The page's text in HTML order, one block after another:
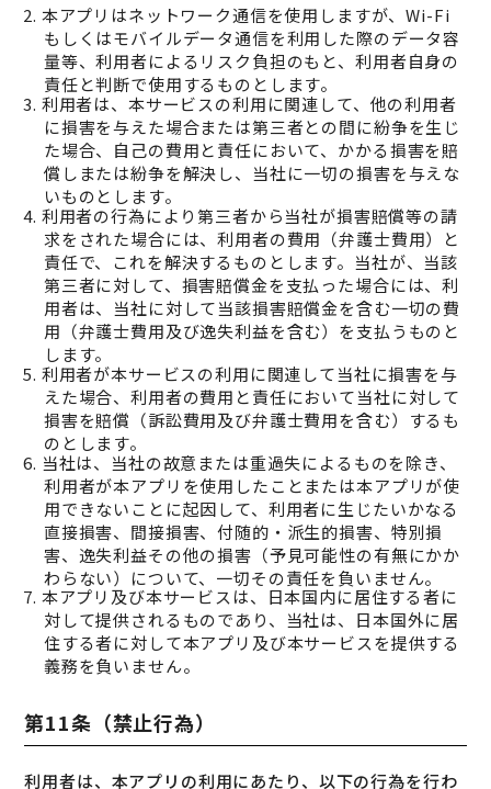
2. 本アプリはネットワーク通信を使用しますが、Wi-Fi
もしくはモバイルデータ通信を利用した際のデータ容
量等、利用者によるリスク負担のもと、利用者自身の
責任と判断で使用するものとします。
3. 利用者は、本サービスの利用に関連して、他の利用者
に損害を与えた場合または第三者との間に紛争を生じ
た場合、自己の費用と責任において、かかる損害を賠
償しまたは紛争を解決し、当社に一切の損害を与えな
いものとします。
4. 利用者の行為により第三者から当社が損害賠償等の請
求をされた場合には、利用者の費用（弁護士費用）と
責任で、これを解決するものとします。当社が、当該
第三者に対して、損害賠償金を支払った場合には、利
用者は、当社に対して当該損害賠償金を含む一切の費
用（弁護士費用及び逸失利益を含む）を支払うものと
します。
5. 利用者が本サービスの利用に関連して当社に損害を与
えた場合、利用者の費用と責任において当社に対して
損害を賠償（訴訟費用及び弁護士費用を含む）するも
のとします。
6. 当社は、当社の故意または重過失によるものを除き、
利用者が本アプリを使用したことまたは本アプリが使
用できないことに起因して、利用者に生じたいかなる
直接損害、間接損害、付随的・派生的損害、特別損
害、逸失利益その他の損害（予見可能性の有無にかか
わらない）について、一切その責任を負いません。
7. 本アプリ及び本サービスは、日本国内に居住する者に
対して提供されるものであり、当社は、日本国外に居
住する者に対して本アプリ及び本サービスを提供する
義務を負いません。
第11条（禁止行為）
利用者は、本アプリの利用にあたり、以下の行為を行わ